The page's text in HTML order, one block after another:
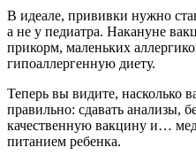
В идеале, прививки нужно
а не у педиатра. Накануне
прикорм, маленьких
гипоаллергенную диету.
Теперь вы видите, насколько
правильно: сдавать анализы,
качественную вакцину и…
питанием ребенка.